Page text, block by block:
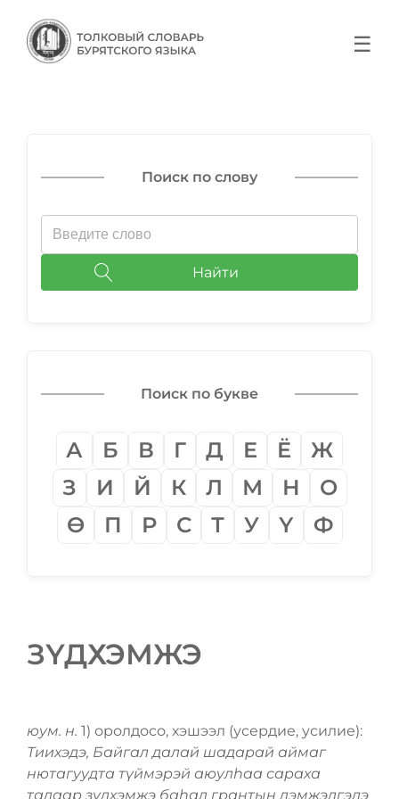
☰
Поиск по слову
Найти
Поиск по букве
А Б В Г Д Е Ё
Ж
З
И Й К Л М Н
О
Ѳ
П Р С Т У Ү Ф
ЗҮДХЭМЖЭ
юум. н. 1) оролдосо, хэшээл (усердие, усилие):
Тиихэдэ, Байгал далай шадарай аймаг
нютагуудта түймэрэй аюулһаа сараха
талаар зүдхэмжэ баһал грантын дэмжэлгэдэ